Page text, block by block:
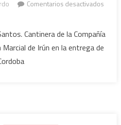
Comentarios desactivados
Encabo
Cantinera
Compañía
Cantinera de la Compañía
de Irún en la entrega de